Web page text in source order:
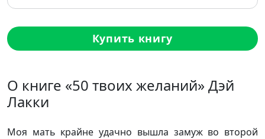
Купить книгу
О книге «50 твоих желаний» Дэй
Лакки
Моя мать крайне удачно вышла замуж во второй